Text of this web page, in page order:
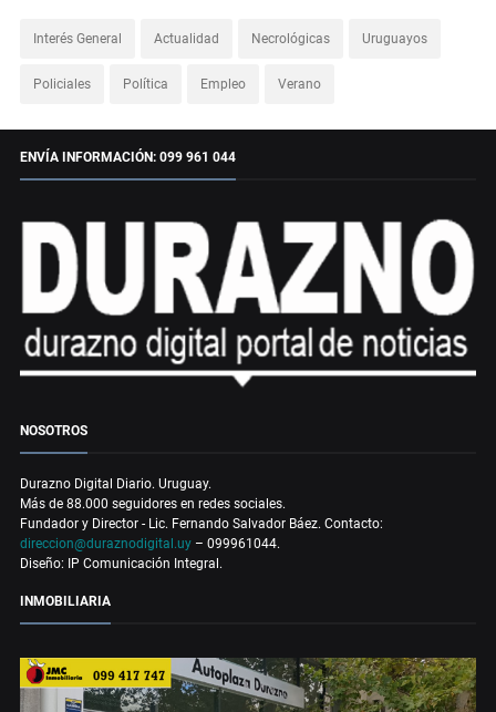
Interés General Actualidad Necrológicas Uruguayos
Policiales Política Empleo Verano
ENVÍA INFORMACIÓN: 099 961 044
NOSOTROS
Durazno Digital Diario. Uruguay.
Más de 88.000 seguidores en redes sociales.
Fundador y Director - Lic. Fernando Salvador Báez. Contacto:
direccion@duraznodigital.uy – 099961044.
Diseño: IP Comunicación Integral.
INMOBILIARIA